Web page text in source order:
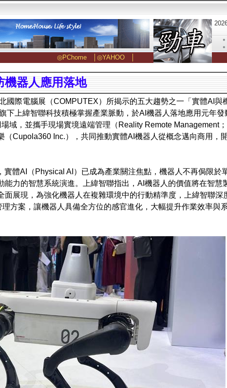
◎PChome│ ◎YAHOO│
機器人應用落地
國際電腦展（COMPUTEX）所揭示的五大趨勢之一「實體AI與
下上緯智聯科技積極掌握產業脈動，於AI機器人落地應用元年發
域，並攜手現場實境遠端管理（Reality Remote Management；
Cupola360 Inc.），共同推動實體AI機器人從概念邁向商用，
體AI（Physical AI）已成為產業關注焦點，機器人不再侷限於
力的智慧系統演進。上緯智聯指出，AI機器人的價值將在智慧
面展現，為強化機器人在複雜環境中的行動精準度，上緯智聯深
方案，讓機器人具備全方位的感官進化，大幅提升作業效率與